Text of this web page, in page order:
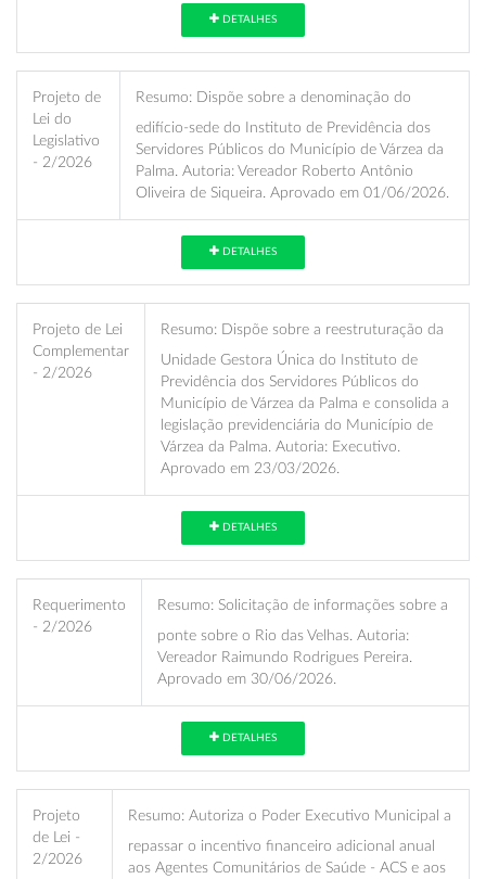
DETALHES
Projeto de
Lei do
Legislativo
- 2/2026
Resumo: Dispõe sobre a denominação do
edifício-sede do Instituto de Previdência dos
Servidores Públicos do Município de Várzea da
Palma. Autoria: Vereador Roberto Antônio
Oliveira de Siqueira. Aprovado em 01/06/2026.
DETALHES
Projeto de Lei
Complementar
- 2/2026
Resumo: Dispõe sobre a reestruturação da
Unidade Gestora Única do Instituto de
Previdência dos Servidores Públicos do
Município de Várzea da Palma e consolida a
legislação previdenciária do Município de
Várzea da Palma. Autoria: Executivo.
Aprovado em 23/03/2026.
DETALHES
Requerimento
- 2/2026
Resumo: Solicitação de informações sobre a
ponte sobre o Rio das Velhas. Autoria:
Vereador Raimundo Rodrigues Pereira.
Aprovado em 30/06/2026.
DETALHES
Projeto
de Lei -
2/2026
Resumo: Autoriza o Poder Executivo Municipal a
repassar o incentivo financeiro adicional anual
aos Agentes Comunitários de Saúde - ACS e aos